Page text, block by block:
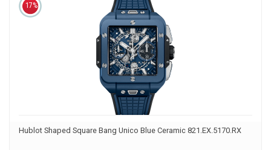
17%
Hublot Shaped Square Bang Unico Blue Ceramic 821.EX.5170.RX